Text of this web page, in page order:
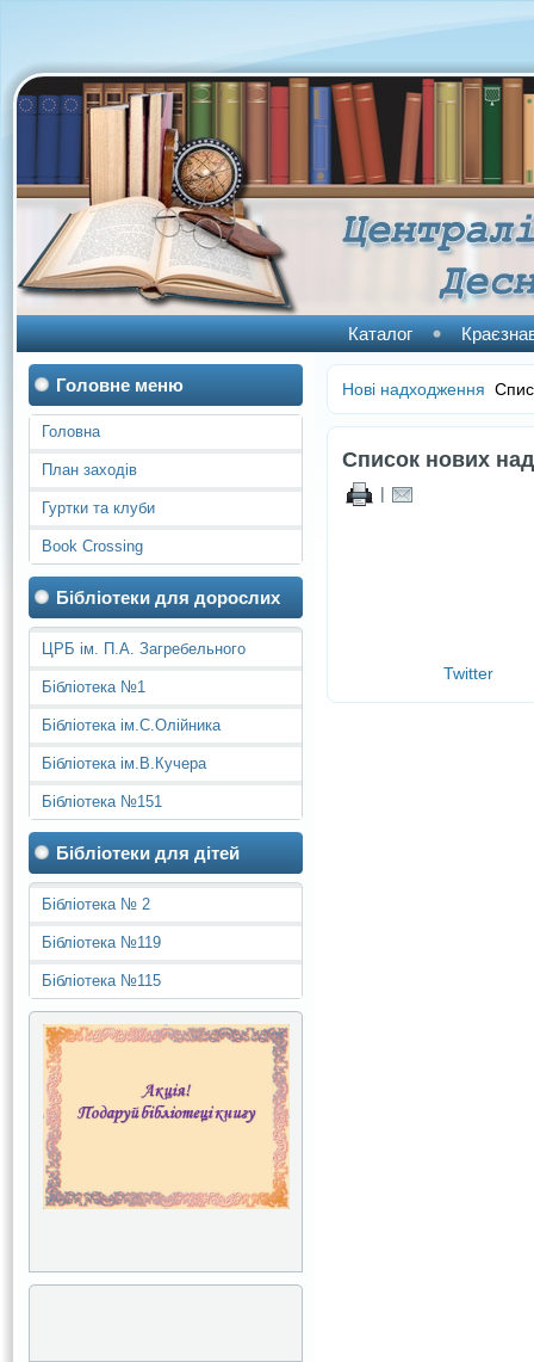
Каталог
Головне меню
Головна
План заходів
Гуртки та клуби
Book Crossing
Бібліотеки для дорослих
ЦРБ ім. П.А. Загребельного
Бібліотека №1
Бібліотека ім.С.Олійника
Бібліотека ім.В.Кучера
Бібліотека №151
Бібліотеки для дітей
Бібліотека № 2
Бібліотека №119
Бібліотека №115
Нові надходження
Список нових
|
Twitter